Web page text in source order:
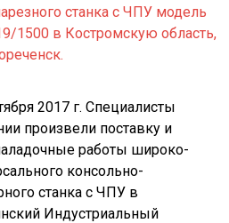
станка с ЧПУ модель
1500 в Костромскую область,
2017 г. Специалисты
произвели поставку и
работы широко-
консольно-
станка с ЧПУ в
Индустриальный